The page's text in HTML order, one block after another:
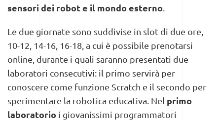
sensori dei robot e il mondo esterno
Le due giornate sono suddivise in slot di due ore,
10-12, 14-16, 16-18, a cui è possibile prenotarsi
online, durante i quali saranno presentati due
laboratori consecutivi: il primo servirà per
conoscere come funzione Scratch e il secondo per
sperimentare la robotica educativa. Nel primo
laboratorio i giovanissimi programmatori